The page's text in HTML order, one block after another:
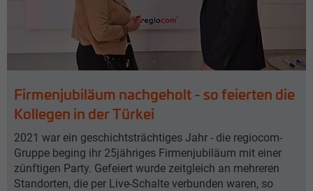
Firmenjubiläum nachgeholt - so feierten die
Kollegen in der Türkei
2021 war ein geschichtsträchtiges Jahr - die regiocom-
Gruppe beging ihr 25jähriges Firmenjubiläum mit einer
zünftigen Party. Gefeiert wurde zeitgleich an mehreren
Standorten, die per Live-Schalte verbunden waren, so